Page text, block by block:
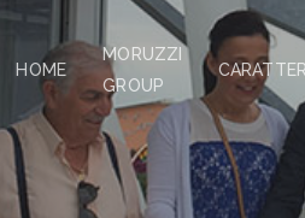
HOME
MORUZZI
GROUP